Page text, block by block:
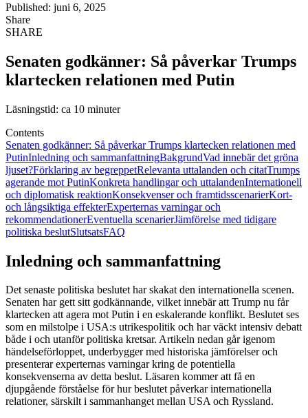
Published: juni 6, 2025
Share
SHARE
Senaten godkänner: Så påverkar Trumps
klartecken relationen med Putin
Läsningstid: ca 10 minuter
Contents
Senaten godkänner: Så påverkar Trumps klartecken relationen med
PutinInledning och sammanfattningBakgrundVad innebär det gröna
ljuset?Förklaring av begreppetRelevanta uttalanden och citatTrumps
agerande mot PutinKonkreta handlingar och uttalandenInternationell
och diplomatisk reaktionKonsekvenser och framtidsscenarierKort-
och långsiktiga effekterExperternas varningar och
rekommendationerEventuella scenarierJämförelse med tidigare
politiska beslutSlutsatsFAQ
Inledning och sammanfattning
Det senaste politiska beslutet har skakat den internationella scenen.
Senaten har gett sitt godkännande, vilket innebär att Trump nu får
klartecken att agera mot Putin i en eskalerande konflikt. Beslutet ses
som en milstolpe i USA:s utrikespolitik och har väckt intensiv debatt
både i och utanför politiska kretsar. Artikeln nedan går igenom
händelseförloppet, underbygger med historiska jämförelser och
presenterar experternas varningar kring de potentiella
konsekvenserna av detta beslut. Läsaren kommer att få en
djupgående förståelse för hur beslutet påverkar internationella
relationer, särskilt i sammanhanget mellan USA och Ryssland.